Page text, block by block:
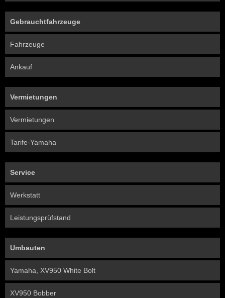
Gebrauchtfahrzeuge
Fahrzeuge
Ankauf
Vermietungen
Vermietungen
Tarife-Yamaha
Service
Werkstatt
Leistungsprüfstand
Umbauten
Yamaha, XV950 White Bolt
XV950 Bobber